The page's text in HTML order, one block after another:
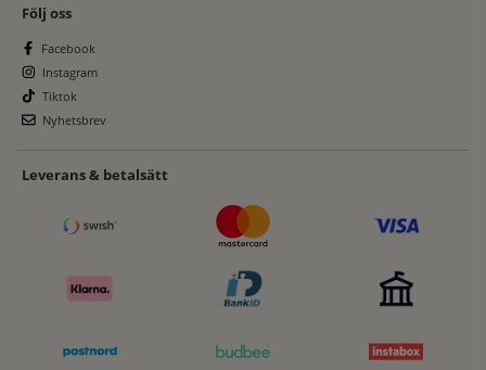
Följ oss
Facebook
Instagram
Tiktok
Nyhetsbrev
Leverans & betalsätt